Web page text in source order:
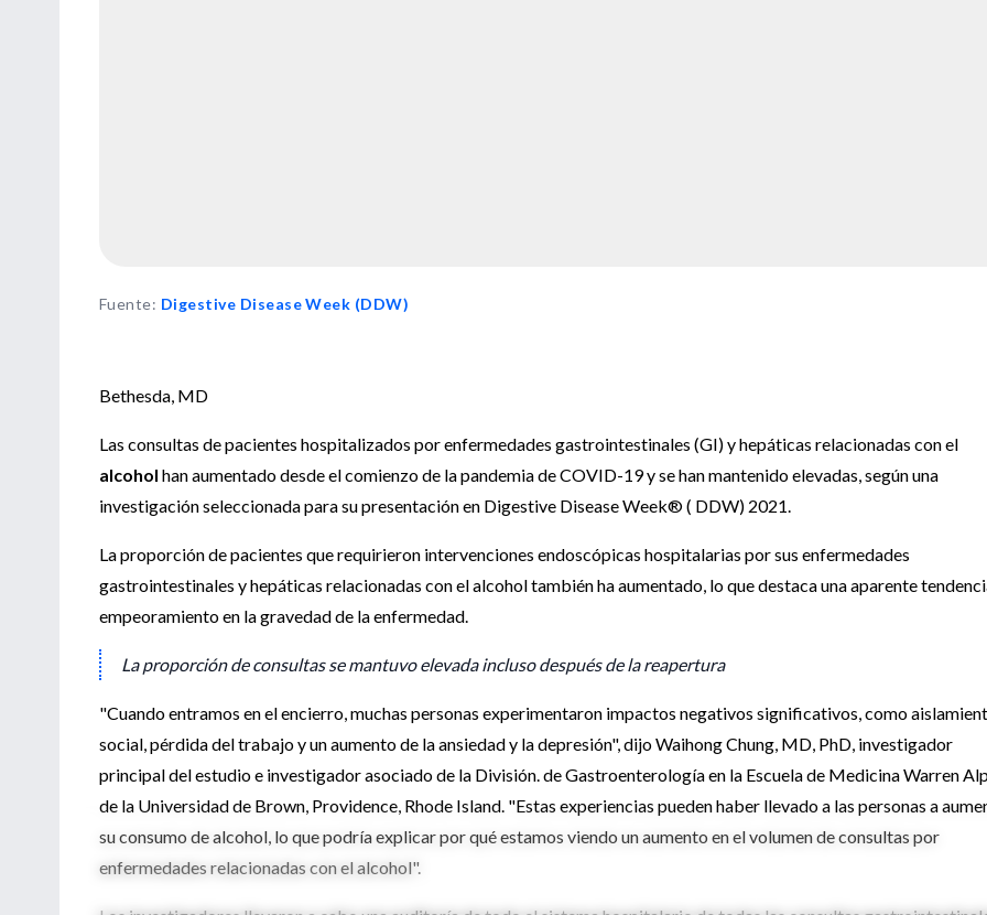
Fuente: Digestive Disease Week (DDW)
Bethesda, MD
Las consultas de pacientes hospitalizados por enfermedades gastrointestinales (GI) y hepáticas relacionadas con el
alcohol han aumentado desde el comienzo de la pandemia de COVID-19 y se han mantenido elevadas, según una
investigación seleccionada para su presentación en Digestive Disease Week® ( DDW) 2021.
La proporción de pacientes que requirieron intervenciones endoscópicas hospitalarias por sus enfermedades
gastrointestinales y hepáticas relacionadas con el alcohol también ha aumentado, lo que destaca una aparente
empeoramiento en la gravedad de la enfermedad.
La proporción de consultas se mantuvo elevada incluso después de la reapertura
"Cuando entramos en el encierro, muchas personas experimentaron impactos negativos significativos, como
social, pérdida del trabajo y un aumento de la ansiedad y la depresión", dijo Waihong Chung, MD, PhD, investigador
principal del estudio e investigador asociado de la División. de Gastroenterología en la Escuela de Medicina Warren
de la Universidad de Brown, Providence, Rhode Island. "Estas experiencias pueden haber llevado a las personas a
su consumo de alcohol, lo que podría explicar por qué estamos viendo un aumento en el volumen de consultas por
enfermedades relacionadas con el alcohol".